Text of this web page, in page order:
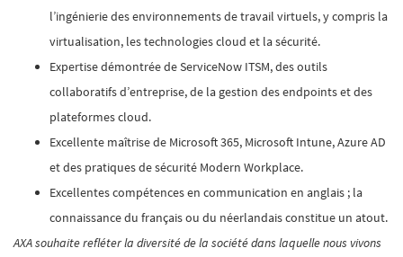
l’ingénierie des environnements de travail virtuels, y compris la
virtualisation, les technologies cloud et la sécurité.
Expertise démontrée de ServiceNow ITSM, des outils
collaboratifs d’entreprise, de la gestion des endpoints et des
plateformes cloud.
Excellente maîtrise de Microsoft 365, Microsoft Intune, Azure AD
et des pratiques de sécurité Modern Workplace.
Excellentes compétences en communication en anglais ; la
connaissance du français ou du néerlandais constitue un atout.
AXA souhaite refléter la diversité de la société dans laquelle nous vivons